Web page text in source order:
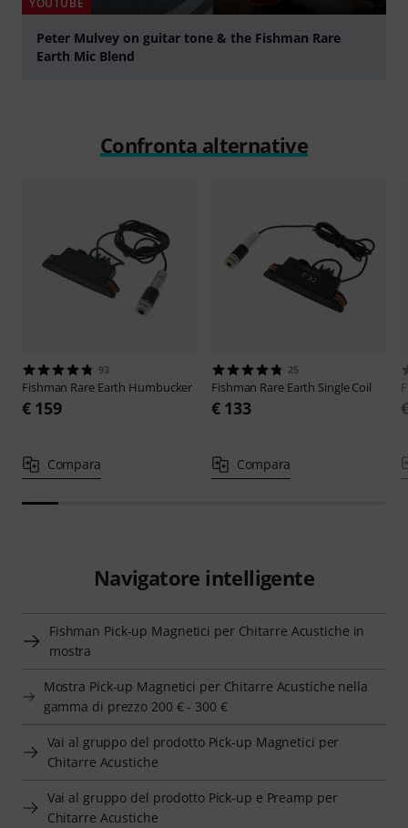
YOUTUBE
Peter Mulvey on guitar tone & the Fishman Rare
Earth Mic Blend
Confronta alternative
93
Fishman Rare Earth Humbucker
€ 159
Compara
25
Fishman Rare Earth Single Coil
€ 133
Compara
Navigatore intelligente
Fishman Pick-up Magnetici per Chitarre Acustiche in
mostra
Mostra Pick-up Magnetici per Chitarre Acustiche nella
gamma di prezzo 200 € - 300 €
Vai al gruppo del prodotto Pick-up Magnetici per
Chitarre Acustiche
Vai al gruppo del prodotto Pick-up e Preamp per
Chitarre Acustiche